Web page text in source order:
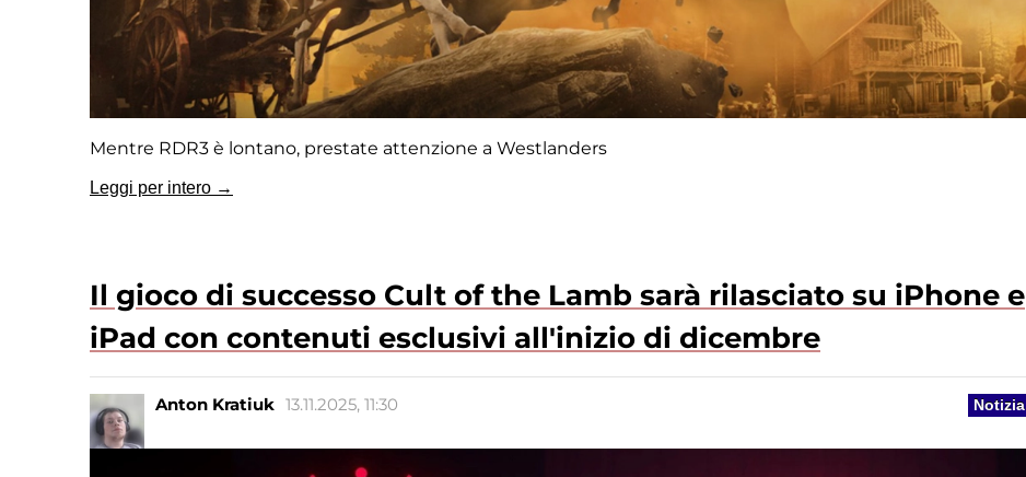
Mentre RDR3 è lontano, prestate attenzione a Westlanders
Leggi per intero →
Il gioco di successo Cult of the Lamb sarà rilasciato su iPhone e
iPad con contenuti esclusivi all'inizio di dicembre
Notizia
Anton Kratiuk 13.11.2025, 11:30